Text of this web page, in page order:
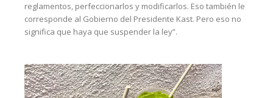
reglamentos, perfeccionarlos y modificarlos. Eso también le
corresponde al Gobierno del Presidente Kast. Pero eso no
significa que haya que suspender la ley”.